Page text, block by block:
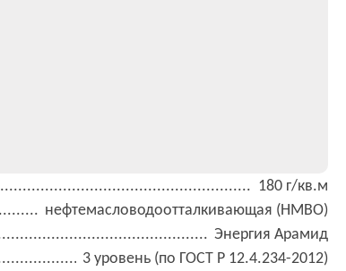
180 г/кв.м
нефтемасловодоотталкивающая (НМВО)
Энергия Арамид
3 уровень (по ГОСТ Р 12.4.234-2012)